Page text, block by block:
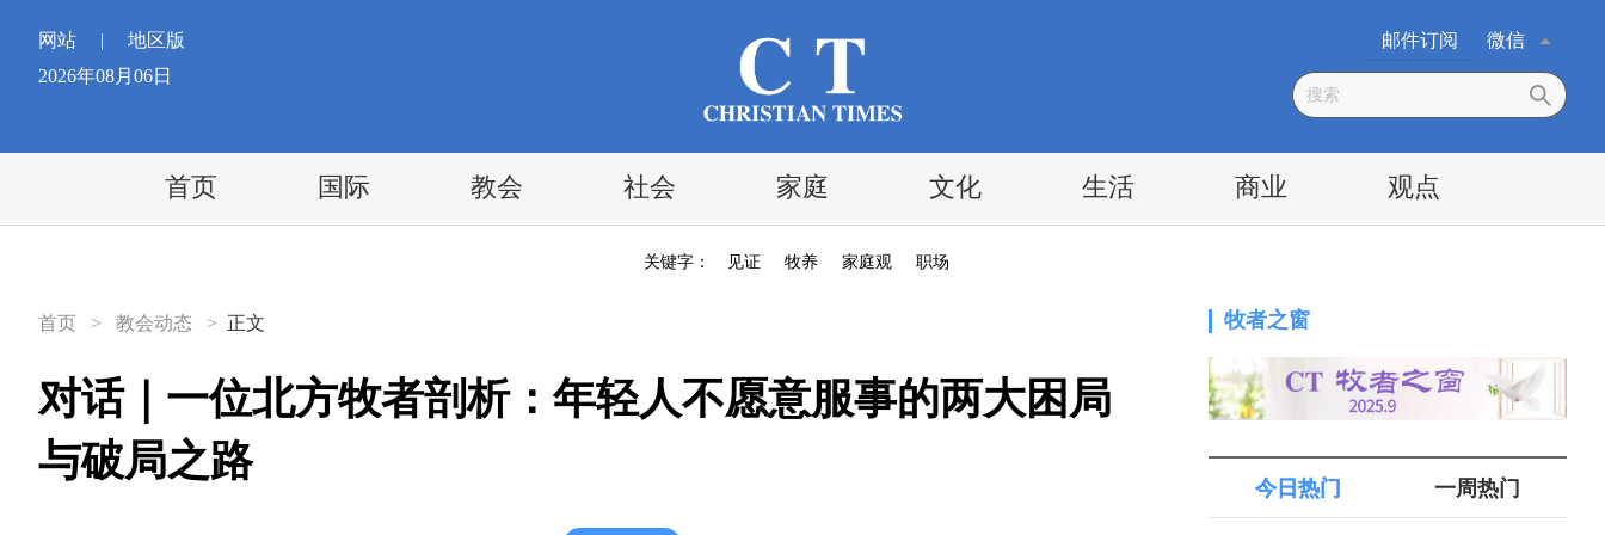
网站 |
地区版
2026年08月06日
微信
邮件订阅
首页 国际 教会 社会 家庭 文化 生活 商业 观点
关键字： 见证 牧养 家庭观 职场
首页 > 教会动态 > 正文
对话｜一位北方牧者剖析：年轻人不愿意服事的两大困局
与破局之路
牧者之窗
今日热门 一周热门